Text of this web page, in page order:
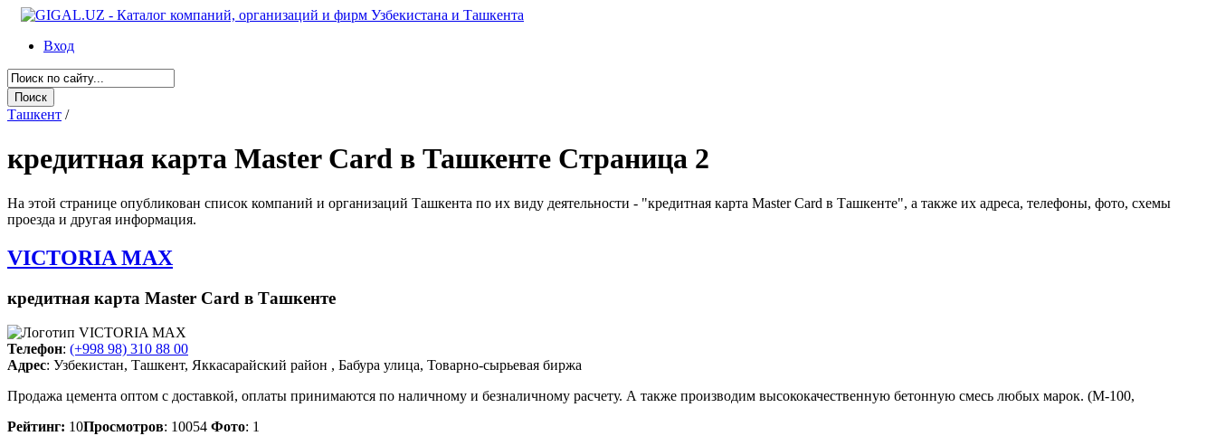
Вход
Ташкент /
кредитная карта Master Card в Ташкенте Страница 2
На этой странице опубликован список компаний и организаций Ташкента по их виду деятельности - "кредитная карта Master Card в Ташкенте", а также их адреса, телефоны, фото, схемы
проезда и другая информация.
VICTORIA MAX
кредитная карта Master Card в Ташкенте
Телефон: (+998 98) 310 88 00
Адрес: Узбекистан, Ташкент, Яккасарайский район , Бабура улица, Товарно-сырьевая биржа
Продажа цемента оптом с доставкой, оплаты принимаются по наличному и безналичному расчету. А также производим высококачественную бетонную смесь любых марок. (М-100,
Рейтинг: 10Просмотров: 10054 Фото: 1